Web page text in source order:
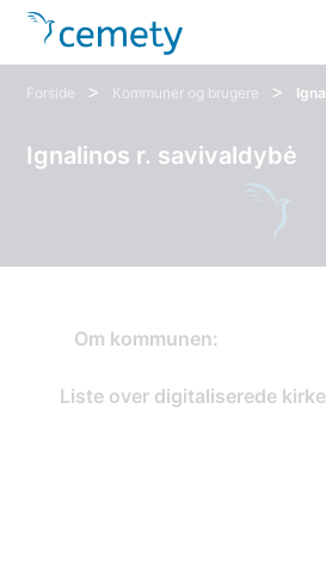
Forside > Kommuner og brugere >
Ignalinos r. savivaldybė
Liste over digitaliserede
Om kommunen: